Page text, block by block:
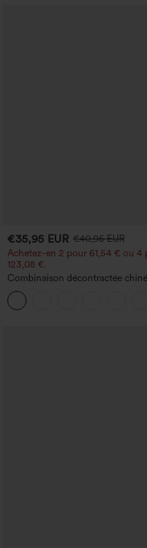
€35,95 EUR €40,95 EUR
Achetez-en 2 pour 61,54 € ou 4
123,08 €.
Combinaison décontractée
bretelles réglables, fronces et
larges, avec poches — facile
tout